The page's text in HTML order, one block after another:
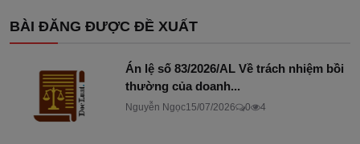
BÀI ĐĂNG ĐƯỢC ĐỀ XUẤT
Án lệ số 83/2026/AL Về trách nhiệm bồi
thường của doanh...
Nguyễn Ngọc15/07/2026 0 4